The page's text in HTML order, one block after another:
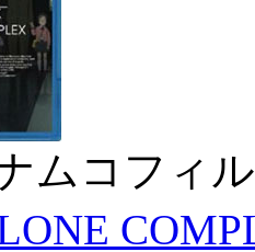
ムコフィ